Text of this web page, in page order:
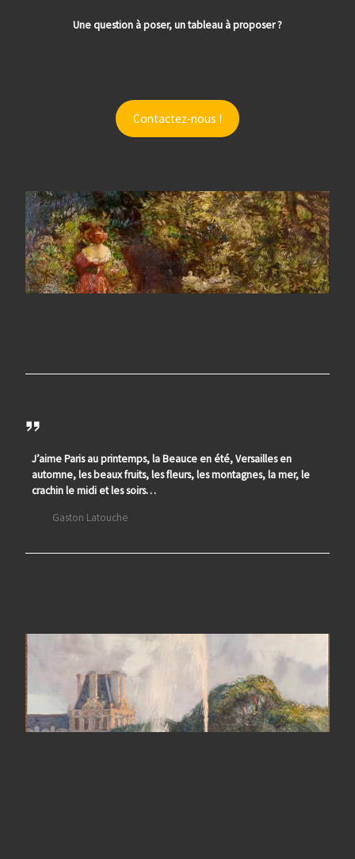
Une question à poser, un tableau à proposer ?
Contactez-nous !
J’aime Paris au printemps, la Beauce en été, Versailles en
automne, les beaux fruits, les fleurs, les montagnes, la mer, le
crachin le midi et les soirs…
Gaston Latouche